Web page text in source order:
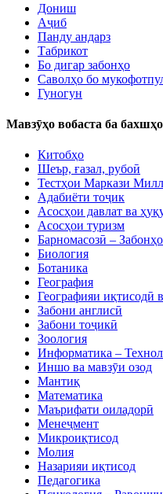
Дониш
Аҷиб
Панду андарз
Табрикот
Бо дигар забонҳо
Саволҳо бо
Гуногун
Мавзӯҳо вобаста ба бахшҳо
Китобҳо
Шеър, ғазал, рубоӣ
Тестҳои Маркази
Адабиёти тоҷик
Асосҳои давлат ва
Асосҳои туризм
Барномасозӣ –
Биология
Ботаника
География
Географияи иқтисодӣ
Забони англисӣ
Забони тоҷикӣ
Зоология
Информатика –
Иншо ва мавзӯи озод
Мантиқ
Математика
Маърифати оиладорӣ
Менеҷмент
Микроиқтисод
Молия
Назарияи иқтисод
Педагогика